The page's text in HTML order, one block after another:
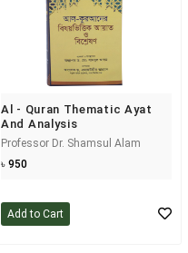
Al - Quran Thematic Ayat
And Analysis
Professor Dr. Shamsul Alam
৳ 950
Add to Cart